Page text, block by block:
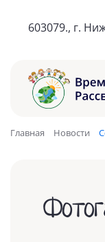
603079., г.
Главная Новости